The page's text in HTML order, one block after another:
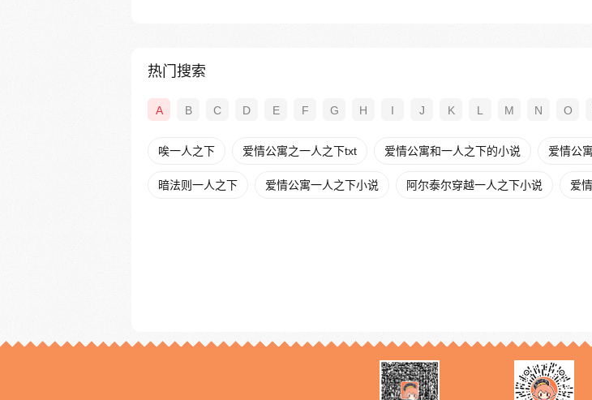
热门搜索
A B C D E F G H I J K L M N O
唉一人之下 爱情公寓之一人之下txt 爱情公寓和一人之下的小说 爱情公
暗法则一人之下 爱情公寓一人之下小说 阿尔泰尔穿越一人之下小说 爱